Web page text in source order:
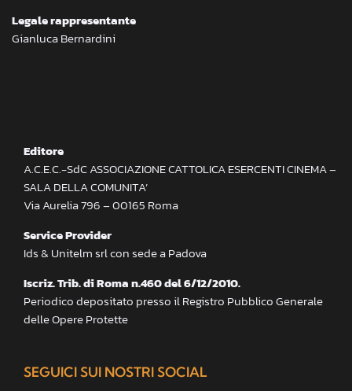
Legale rappresentante
Gianluca Bernardini
Editore
A.C.E.C.-SdC ASSOCIAZIONE CATTOLICA ESERCENTI CINEMA –
SALA DELLA COMUNITA’
Via Aurelia 796 – 00165 Roma
Service Provider
Ids & Unitelm srl con sede a Padova
Iscriz. Trib. di Roma n.460 del 6/12/2010.
Periodico depositato presso il Registro Pubblico Generale
delle Opere Protette
SEGUICI SUI NOSTRI SOCIAL